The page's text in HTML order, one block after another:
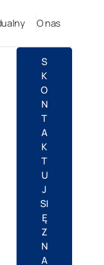
O nas
S
K
O
N
T
A
K
T
U
J
SI
Ę
Z
N
A